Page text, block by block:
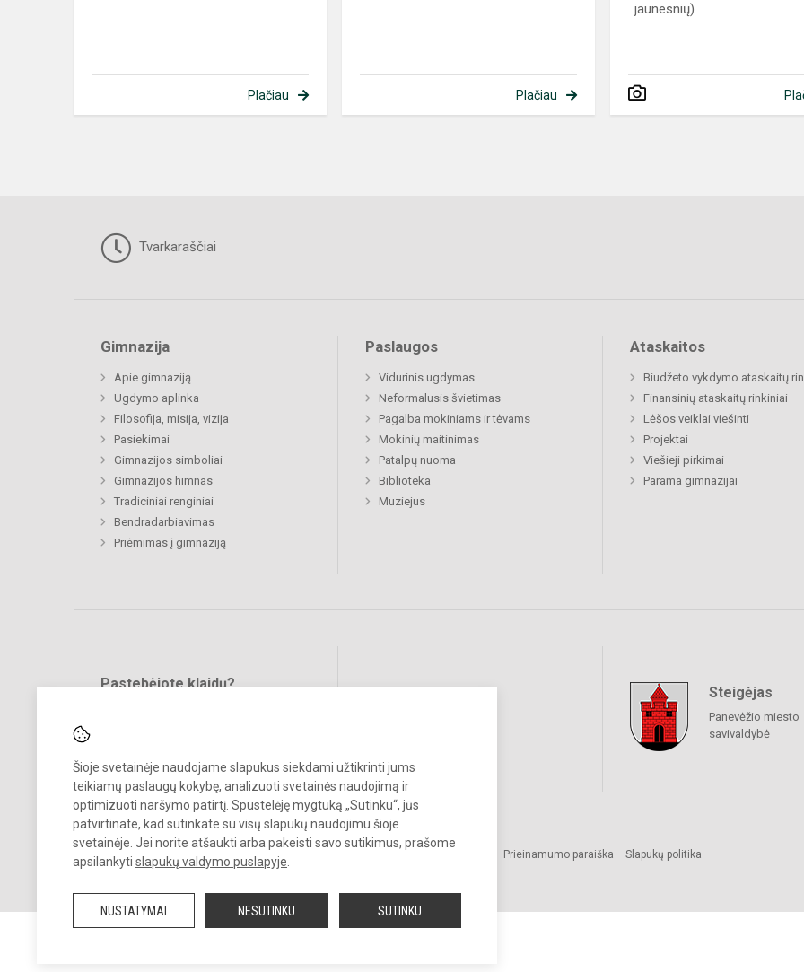
Šioje svetainėje naudojame slapukus siekdami užtikrinti jums
teikiamų paslaugų kokybę, analizuoti svetainės naudojimą ir
optimizuoti naršymo patirtį. Spustelėję mygtuką „Sutinku“, jūs
patvirtinate, kad sutinkate su visų slapukų naudojimu šioje
svetainėje. Jei norite atšaukti arba pakeisti savo sutikimus, prašome
apsilankyti slapukų valdymo puslapyje
NUSTATYMAI NESUTINKU SUTINKU
Plačiau Plačiau
jaunesnių)
Tvarkaraščiai
Gimnazija
Apie gimnaziją
Ugdymo aplinka
Filosofija, misija, vizija
Pasiekimai
Gimnazijos simboliai
Gimnazijos himnas
Tradiciniai renginiai
Bendradarbiavimas
Priėmimas į gimnaziją
Paslaugos
Vidurinis ugdymas
Neformalusis švietimas
Pagalba mokiniams ir tėvams
Mokinių maitinimas
Patalpų nuoma
Biblioteka
Muziejus
Ataskaitos
Biudžeto vykdymo ataskaitų
Finansinių ataskaitų rinkiniai
Lėšos veiklai viešinti
Projektai
Viešieji pirkimai
Parama gimnazijai
Pastebėjote klaidų?
Steigėjas
Panevėžio miesto
savivaldybė
© 2026. Panevėžio Juozo Balčikonio gimnazija. Visos teisės saugomos.
Kopijuoti turinį be raštiško gimnazijos sutikimo griežtai draudžiama.
Prieinamumo paraiška Slapukų politika